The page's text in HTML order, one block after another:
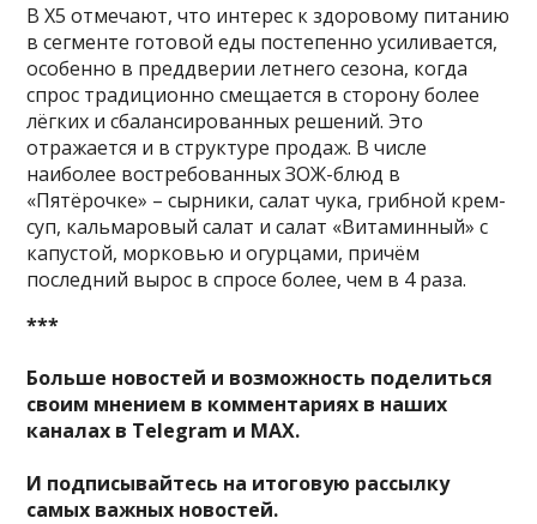
В X5 отмечают, что интерес к здоровому питанию
в сегменте готовой еды постепенно усиливается,
особенно в преддверии летнего сезона, когда
спрос традиционно смещается в сторону более
лёгких и сбалансированных решений. Это
отражается и в структуре продаж. В числе
наиболее востребованных ЗОЖ-блюд в
«Пятёрочке» – сырники, салат чука, грибной крем-
суп, кальмаровый салат и салат «Витаминный» с
капустой, морковью и огурцами, причём
последний вырос в спросе более, чем в 4 раза.
***
Больше новостей и возможность поделиться
своим мнением в комментариях в наших
каналах в Telegram и MAX.
И подписывайтесь на итоговую рассылку
самых важных новостей.